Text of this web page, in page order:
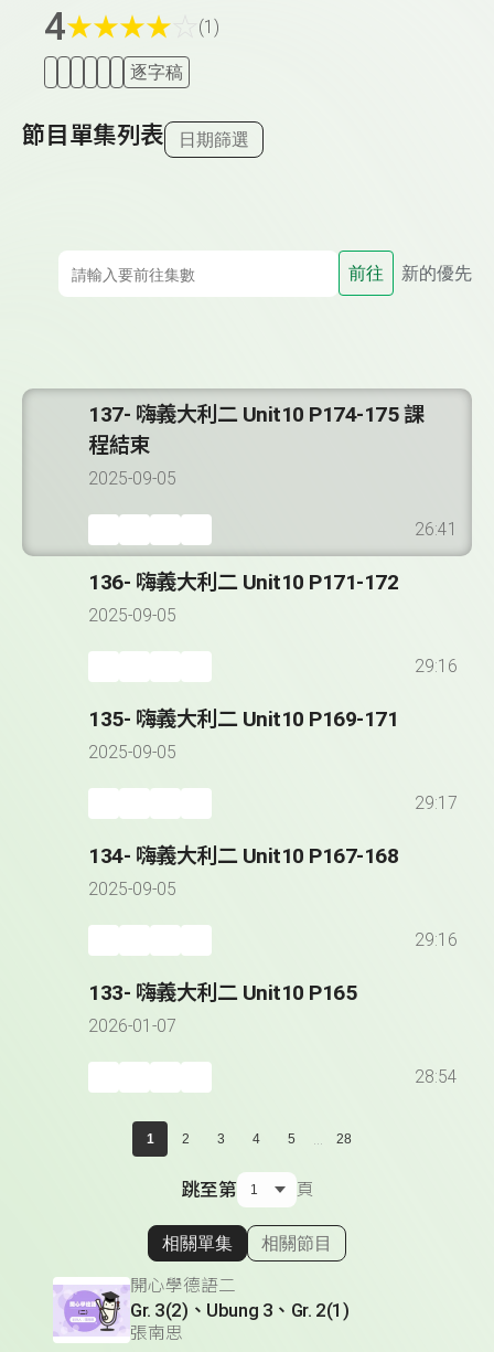
4★★★★ (1)
逐字稿
節目單集列表 日期篩選
前往 新的優先
137- 嗨義大利二 Unit10 P174-175 課
程結束
2025-09-05
26:41
136- 嗨義大利二 Unit10 P171-172
2025-09-05
29:16
135- 嗨義大利二 Unit10 P169-171
2025-09-05
29:17
134- 嗨義大利二 Unit10 P167-168
2025-09-05
29:16
133- 嗨義大利二 Unit10 P165
2026-01-07
28:54
1 2 3 4 5 ... 28
跳至第 頁
顯示相關單集
相關單集 相關節目
開心學德語二
Gr. 3(2)、Ubung 3、Gr. 2(1)
張南思